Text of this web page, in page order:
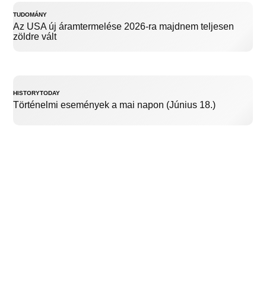
TUDOMÁNY
Az USA új áramtermelése 2026-ra majdnem teljesen
zöldre vált
HISTORYTODAY
Történelmi események a mai napon (Június 18.)